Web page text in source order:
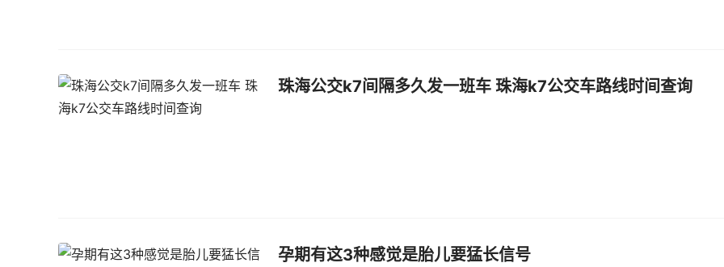
珠海公交k7间隔多久发一班车 珠海k7公交车路线时间查询
孕期有这3种感觉是胎儿要猛长信号